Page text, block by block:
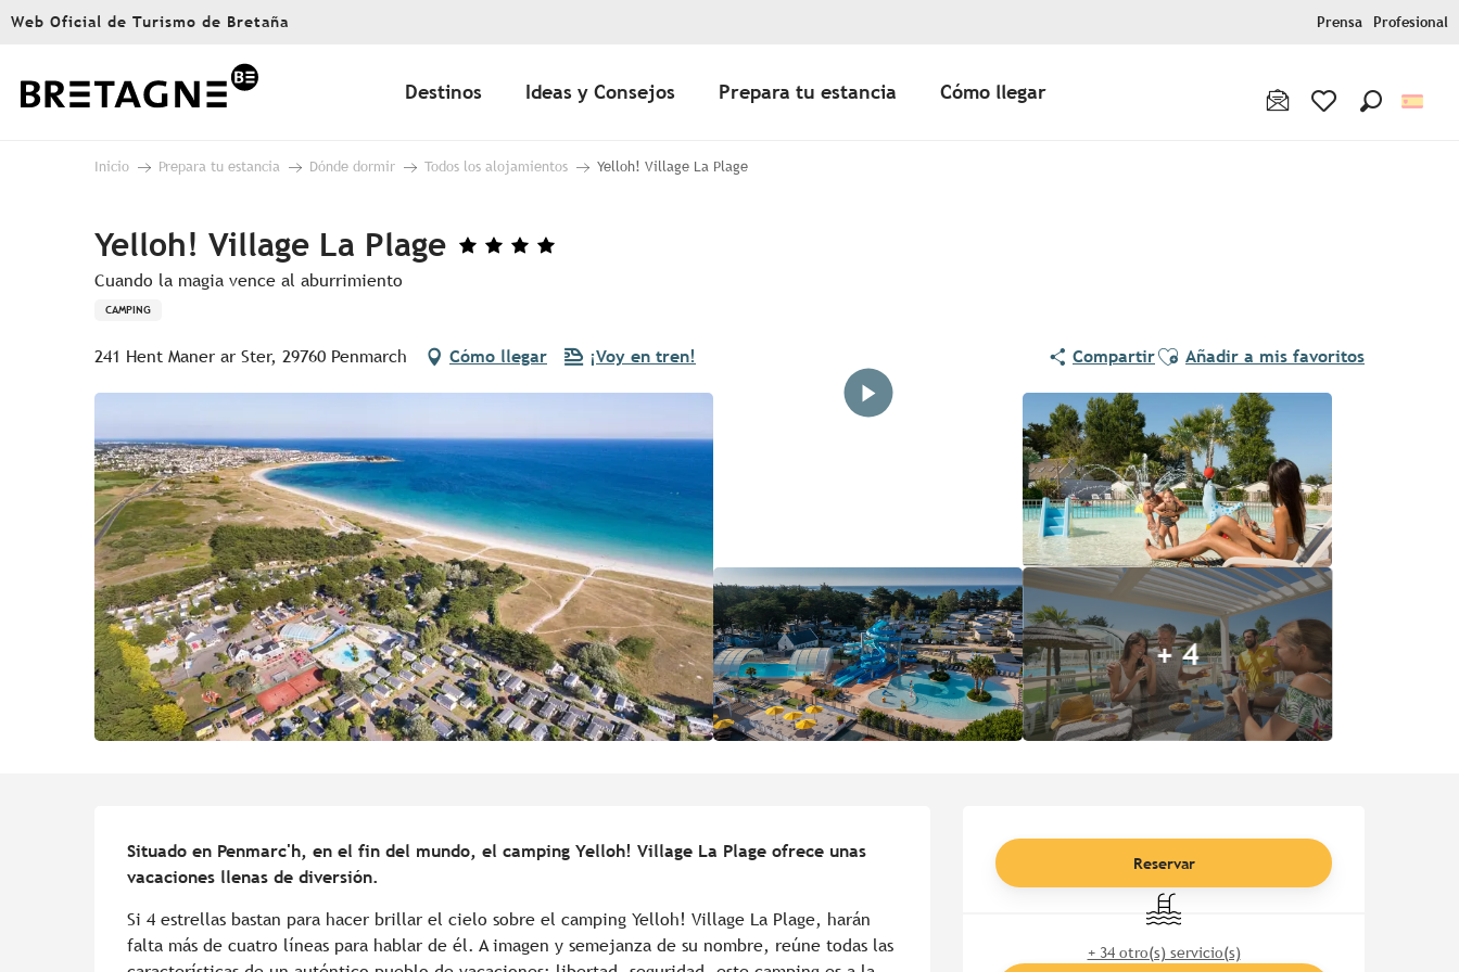
Aller
principal
Web Oficial de Turismo de Bretaña Prensa Profesional
Destinos Ideas y Consejos Prepara tu estancia Cómo llegar
Inicio Prepara tu estancia Dónde dormir Todos los alojamientos Yelloh! Village La Plage
Yelloh! Village La Plage
Cuando la magia vence al aburrimiento
CAMPING
241 Hent Maner ar Ster, 29760 Penmarch Cómo llegar ¡Voy en tren! CompartirAjouter aux favoris
Añadir a mis favoritos
+ 4
Horarios y datos de
Reservar
Piscina
+ 34 otro(s) servicio(s)
Situado en Penmarc'h, en el fin del mundo, el camping Yelloh! Village La Plage ofrece unas
vacaciones llenas de diversión.
Si 4 estrellas bastan para hacer brillar el cielo sobre el camping Yelloh! Village La Plage, harán
falta más de cuatro líneas para hablar de él. A imagen y semejanza de su nombre, reúne todas las